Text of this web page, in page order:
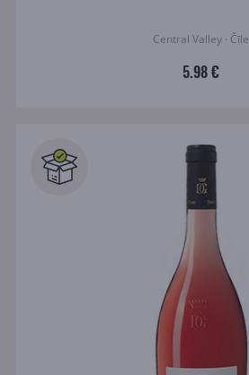
Central Valley · Čīle
5.98 €